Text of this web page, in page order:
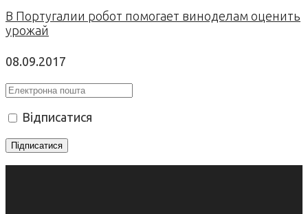
В Португалии робот помогает виноделам оценить
урожай
08.09.2017
Відписатися